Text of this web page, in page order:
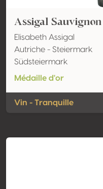
Assigal
Elisabeth Assigal
Autriche - Steiermark
Südsteiermark
Médaille d'or
Vin - Tranquille